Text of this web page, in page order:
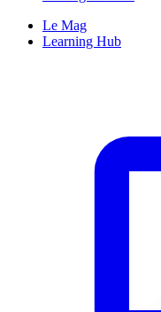
Le Mag
Learning Hub